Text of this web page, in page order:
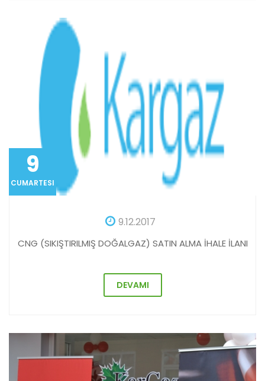
9
CUMARTESI
9.12.2017
CNG (SIKIŞTIRILMIŞ DOĞALGAZ) SATIN ALMA İHALE İLANI
DEVAMI